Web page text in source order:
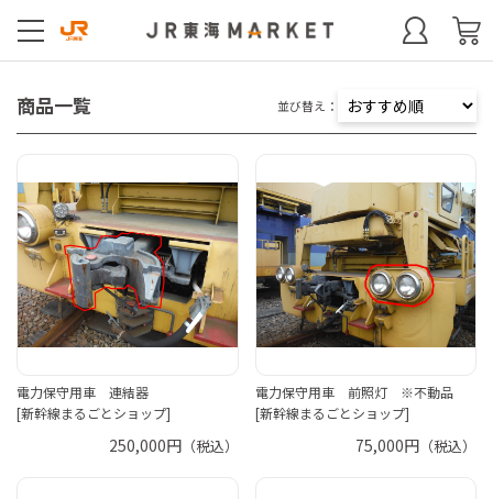
商品一覧 並び替え：
電力保守用車 連結器
[新幹線まるごとショップ]
250,000円（税込）
電力保守用車 前照灯 ※不動品
[新幹線まるごとショップ]
75,000円 （税込）